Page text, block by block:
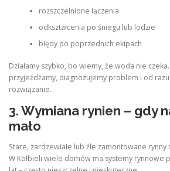
rozszczelnione łączenia
odkształcenia po śniegu lub lodzie
błędy po poprzednich ekipach
Działamy szybko, bo wiemy, że woda nie czeka.
przyjeżdżamy, diagnozujemy problem i od
rozwiązanie.
3. Wymiana rynien – gdy
mało
Stare, zardzewiałe lub źle zamontowane rynny
W Kołbieli wiele domów ma systemy rynnowe